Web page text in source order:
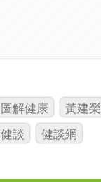
圖解健康
黃建榮
健談
健談網